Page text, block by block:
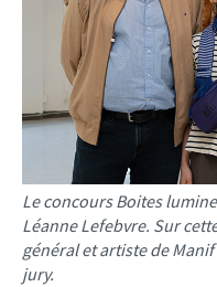
Le concours Boites
Léanne Lefebvre. Sur
général et artiste de
jury.